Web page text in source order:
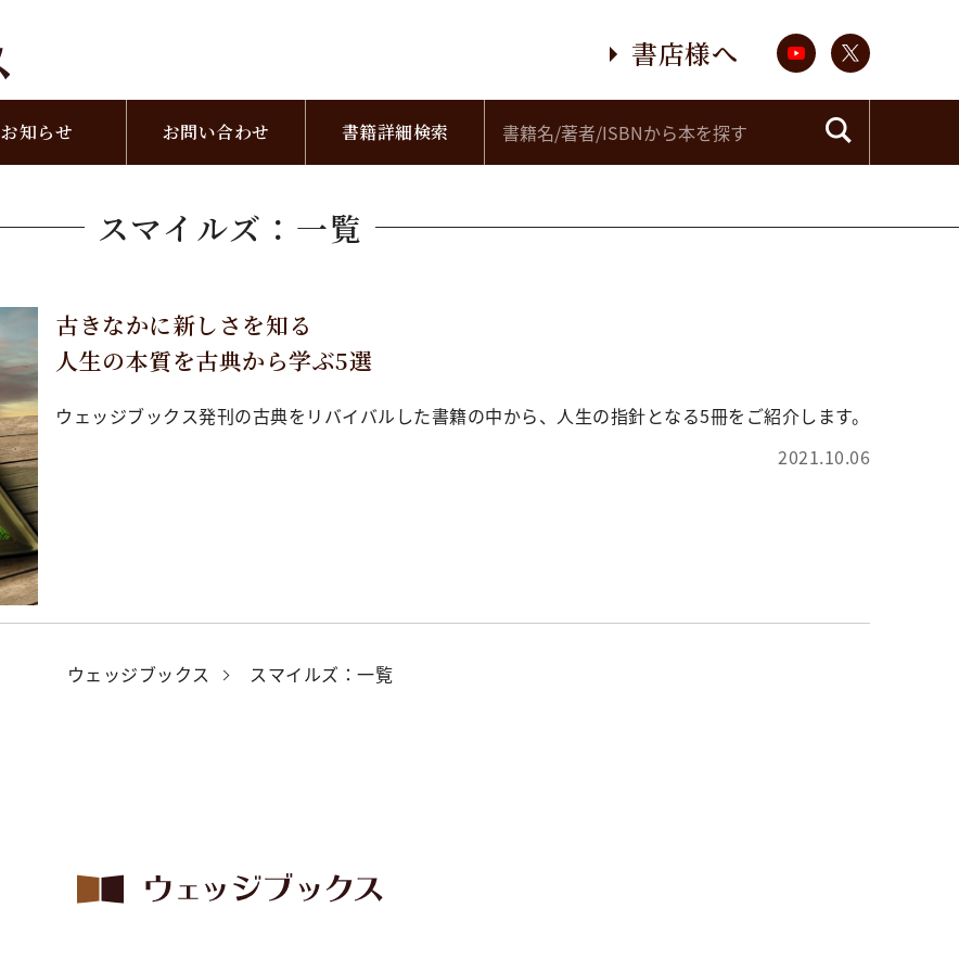
書店様へ
お知らせ お問い合わせ 書籍詳細検索
スマイルズ：一覧
古きなかに新しさを知る
人生の本質を古典から学ぶ5選
ウェッジブックス発刊の古典をリバイバルした書籍の中から、人生の指針となる5冊をご紹介します。
2021.10.06
ウェッジブックス スマイルズ：一覧